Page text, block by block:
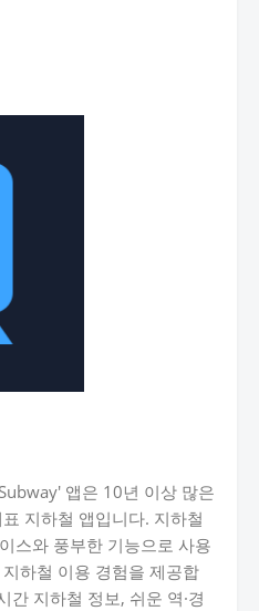
앱은 10년 이상 많은
지하철 앱입니다. 지하철
스와 풍부한 기능으로 사용
하철 이용 경험을 제공합
간 지하철 정보, 쉬운 역·경